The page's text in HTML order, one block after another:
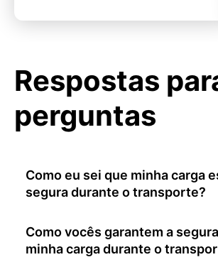
Respostas
perguntas
Como eu sei que minha carga
segura durante o transporte?
Como vocês garantem a
minha carga durante o